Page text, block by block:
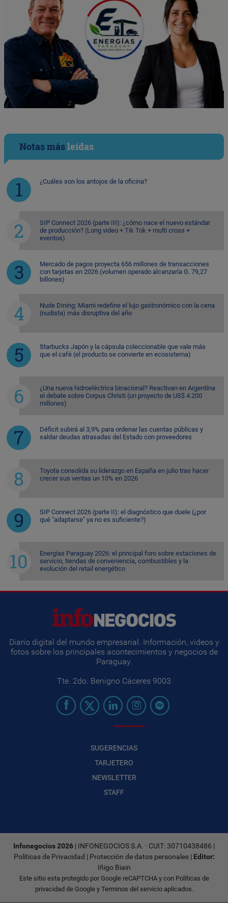
Notas másleídas
¿Cuáles son los antojos de la oficina?
SIP Connect 2026 (parte III): ¿cómo nace el nuevo estándar
de producción? (Long video + Tik Tok + multi cross +
eventos)
Mercado de pagos proyecta 656 millones de transacciones
con tarjetas en 2026 (volumen operado alcanzaría G. 79,27
billones)
Nude Dining: Miami redefine el lujo gastronómico con la cena
(nudista) más disruptiva del año
Starbucks Japón y la cápsula coleccionable que vale más
que el café (el producto se convierte en ecosistema)
¿Una nueva hidroeléctrica binacional? Reactivan en Argentina
el debate sobre Corpus Christi (un proyecto de US$ 4.200
millones)
Déficit subirá al 3,9% para ordenar las cuentas públicas y
saldar deudas atrasadas del Estado con proveedores
Toyota consolida su liderazgo en España en julio tras hacer
crecer sus ventas un 10% en 2026
SIP Connect 2026 (parte II): el diagnóstico que duele (¿por
qué "adaptarse" ya no es suficiente?)
Energías Paraguay 2026: el principal foro sobre estaciones de
servicio, tiendas de conveniencia, combustibles y la
evolución del retail energético
Diario digital del mundo empresarial. Información, videos y
fotos sobre los principales acontecimientos y negocios de
Paraguay.
Tte. 2do. Benigno Cáceres 9003
SUGERENCIAS
TARJETERO
NEWSLETTER
STAFF
Infonegocios 2026 | INFONEGOCIOS S.A. · CUIT: 30710438486 |
Políticas de Privacidad | Protección de datos personales| Editor:
Iñigo Biain
Este sitio esta protegido por Google reCAPTCHA y con Políticas de
privacidad de Googley Terminos del servicioaplicados.